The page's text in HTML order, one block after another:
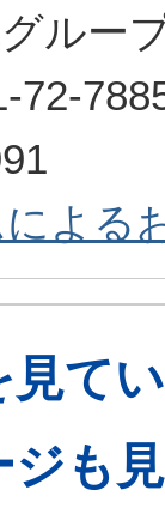
ルー
72-
よる
見て
ジも